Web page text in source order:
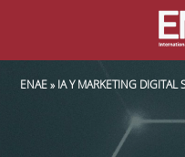
SOBRESCRIBIR ENLACES DE AYUDA A LA NAVEGACIÓN
ENAE IA Y MARKETING DIGITAL